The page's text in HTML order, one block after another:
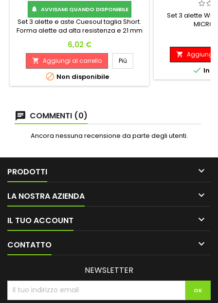
 AVVISAMI QUANDO DISPONIBILE
Set 3 alette e aste Cuesoul taglia Short.
Forma alette ad alta resistenza e 21 mm
Prezzo
6,02 €
 Aggiungi al carrello Più
 Non disponibile
Set 3 alette
 Aggiungi
 In
COMMENTI (0)
Ancora nessuna recensione da parte degli utenti.
PRODOTTI 
LA NOSTRA AZIENDA 
IL TUO ACCOUNT 
CONTATTO 
NEWSLETTER